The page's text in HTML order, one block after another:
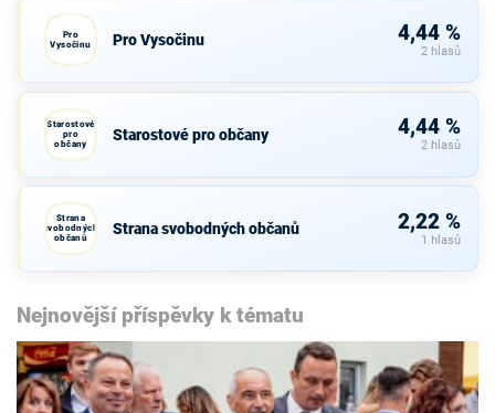
Pro
Vysočinu
Pro Vysočinu 4,44 %
2 hlasů
Starostové
pro
občany
Starostové pro občany 4,44 %
2 hlasů
Strana
svobodných
občanů
Strana svobodných občanů 2,22 %
1 hlasů
Nejnovější příspěvky k tématu